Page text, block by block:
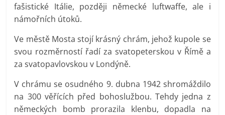
fašistické Itálie, později německé luftwaffe, ale i
námořních útoků.
Ve městě Mosta stojí krásný chrám, jehož kupole se
svou rozměrností řadí za svatopeterskou v Římě a
za svatopavlovskou v Londýně.
V chrámu se osudného 9. dubna 1942 shromáždilo
na 300 věřících před bohoslužbou. Tehdy jedna z
německých bomb prorazila klenbu, dopadla na